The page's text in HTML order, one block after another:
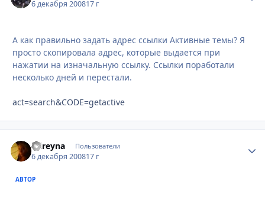
6 декабря 200817 г
А как правильно задать адрес ссылки Активные темы? Я
просто скопировала адрес, которые выдается при
нажатии на изначальную ссылку. Ссылки поработали
несколько дней и перестали.
act=search&CODE=getactive
mireyna Пользователи
6 декабря 200817 г
АВТОР